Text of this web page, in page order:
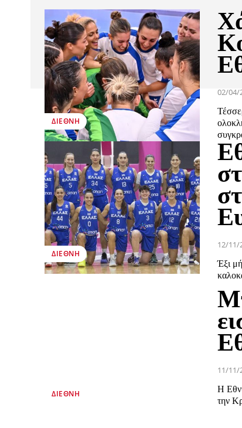
ΔΙΕΘΝΉ
02/04/
ΔΙΕΘΝΉ
12/11/
Έξι
ΔΙΕΘΝΉ
11/11/
Η
την